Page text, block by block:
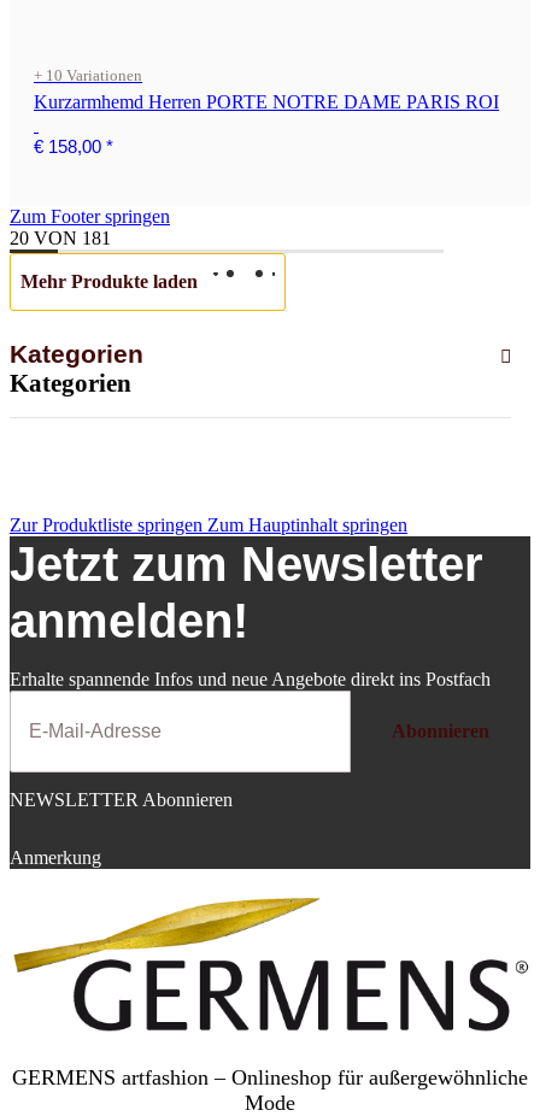
+ 10 Variationen
Kurzarmhemd Herren PORTE NOTRE DAME PARIS ROI
€ 158,00 *
Zum Footer springen
20 VON 181
Mehr Produkte laden
Kategorien
Kategorien
Zur Produktliste springen Zum Hauptinhalt springen
Jetzt zum Newsletter
anmelden!
Erhalte spannende Infos und neue Angebote direkt ins Postfach
Abonnieren
NEWSLETTER Abonnieren
Anmerkung
GERMENS artfashion – Onlineshop für außergewöhnliche
Mode